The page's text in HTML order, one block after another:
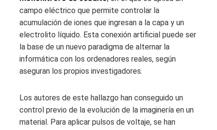
campo eléctrico que permite controlar la
acumulación de iones que ingresan a la capa y un
electrolito líquido. Esta conexión artificial puede ser
la base de un nuevo paradigma de alternar la
informática con los ordenadores reales, según
aseguran los propios investigadores.
Los autores de este hallazgo han conseguido un
control previo de la evolución de la imaginería en un
material. Para aplicar pulsos de voltaje, se han